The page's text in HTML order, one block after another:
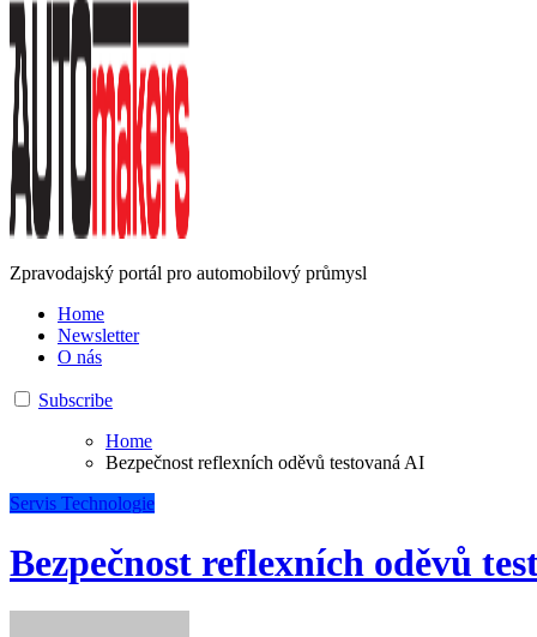
Zpravodajský portál pro automobilový průmysl
Home
Newsletter
O nás
Subscribe
Home
Bezpečnost reflexních oděvů testovaná AI
Servis Technologie
Bezpečnost reflexních oděvů